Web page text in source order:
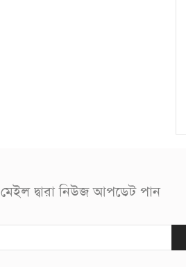
মেইল দ্বারা নিউজ আপডেট পান